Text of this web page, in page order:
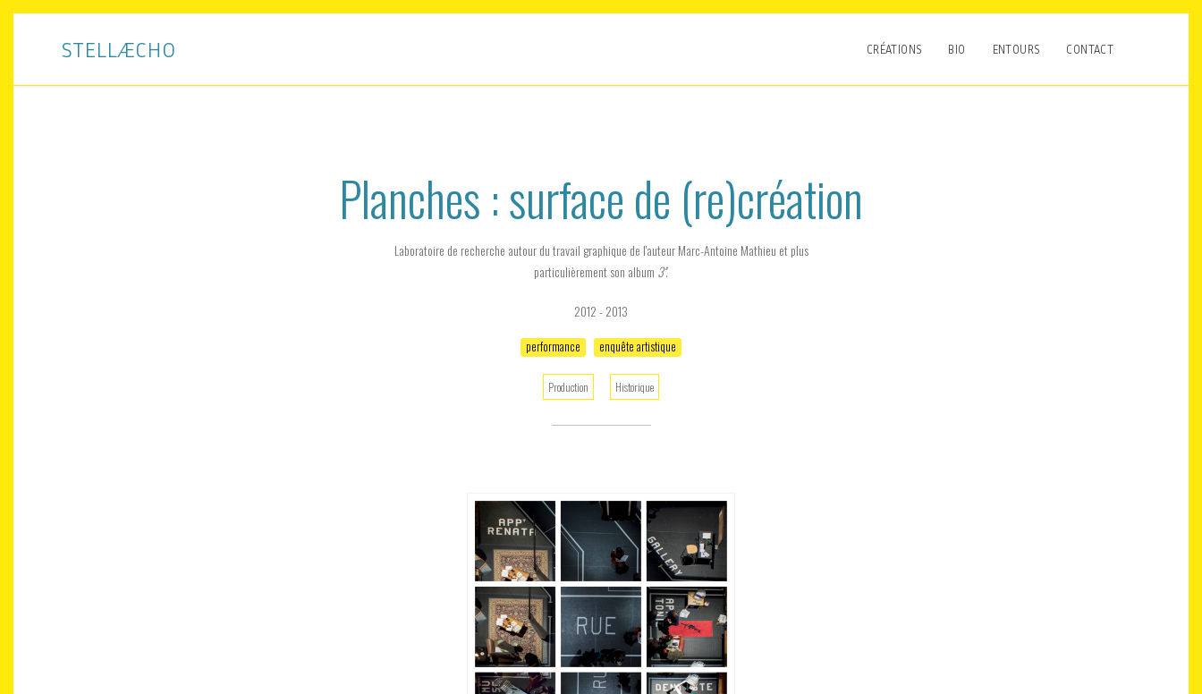
STELLÆCHO CRÉATIONS BIO ENTOURS CONTACT
Planches : surface de (re)création
Laboratoire de recherche autour du travail graphique de l'auteur Marc-Antoine Mathieu et plus
particulièrement son album 3''.
2012 - 2013
performance enquête artistique
Production Historique